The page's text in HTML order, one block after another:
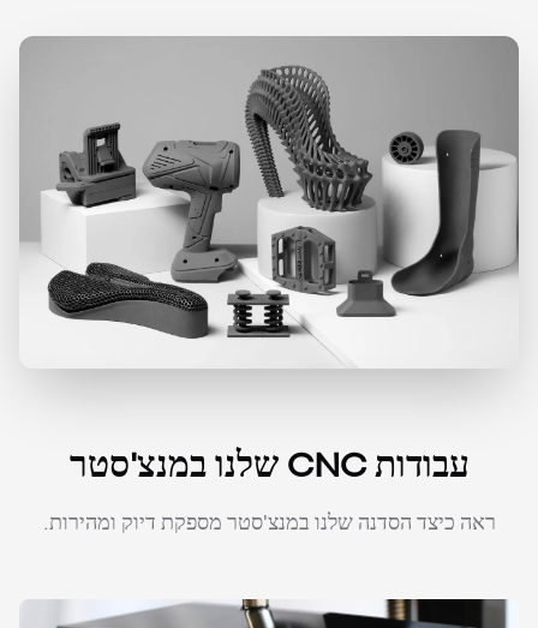
עבודות CNC שלנו במנצ'סטר
ראה כיצד הסדנה שלנו במנצ'סטר מספקת דיוק ומהירות.